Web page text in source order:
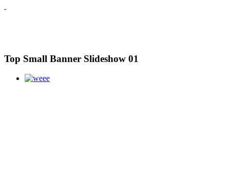
Top Small Banner Slideshow 01